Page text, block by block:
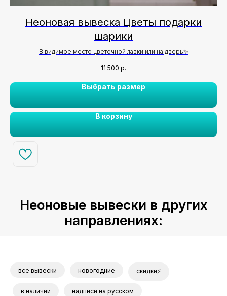
Неоновая вывеска Цветы подарки
шарики
В видимое место цветочной лавки или на дверь✨
11 500 р.
Выбрать размер
В корзину
Неоновые вывески в других
направлениях:
все вывески новогодние скидки⚡
в наличии надписи на русском